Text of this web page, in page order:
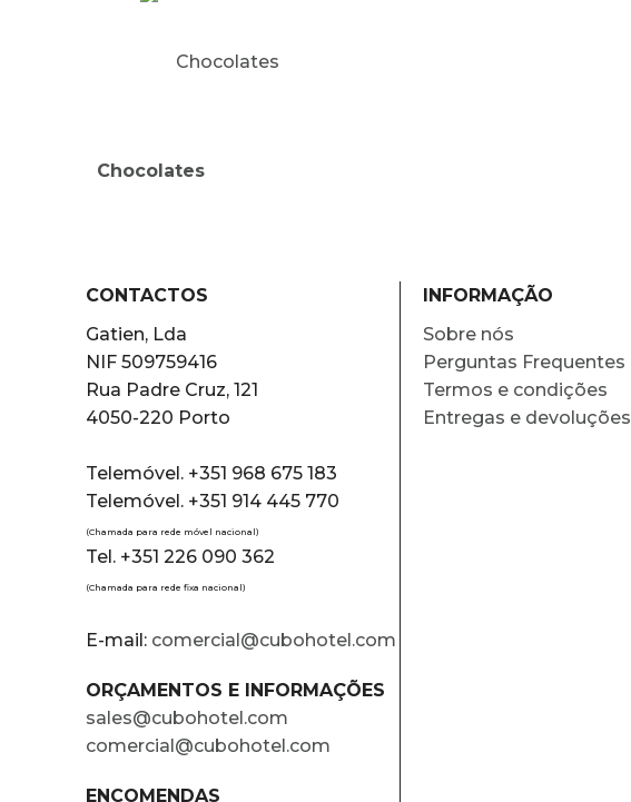
Chocolates
CONTACTOS
Gatien, Lda
NIF 509759416
Rua Padre Cruz, 121
4050-220 Porto
Telemóvel. +351 968 675 183
Telemóvel. +351 914 445 770
(Chamada para rede móvel nacional)
Tel. +351 226 090 362
(Chamada para rede fixa nacional)
E-mail: comercial@cubohotel.com
ORÇAMENTOS E INFORMAÇÕES
sales@cubohotel.com
comercial@cubohotel.com
ENCOMENDAS
INFORMAÇÃO
Sobre nós
Perguntas Frequentes
Termos e condições
Entregas e devoluções